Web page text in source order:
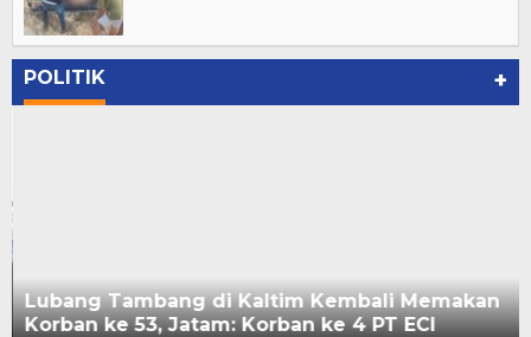
POLITIK +
Lubang Tambang di Kaltim Kembali Memakan
Korban ke 53, Jatam: Korban ke 4 PT ECI